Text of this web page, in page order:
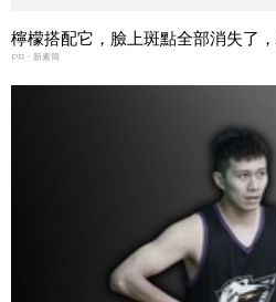
檸檬搭配它，臉上斑點全部消失了
PR・新素簡